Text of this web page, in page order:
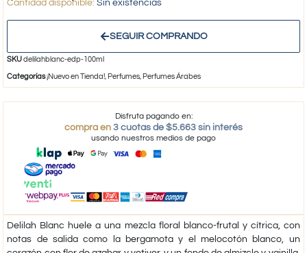
Sin existencias
SEGUIR COMPRANDO
SKUdelilahblanc-edp-100ml
Categorías¡Nuevo en Tienda!, Perfumes, Perfumes Árabes
Disfruta pagando en:
compra en 3 cuotas de $5.663 sin interés
usando nuestros medios de pago
Delilah Blanc huele a una mezcla floral blanco-frutal y cítrica, con
notas de salida como la bergamota y el melocotón blanco, un